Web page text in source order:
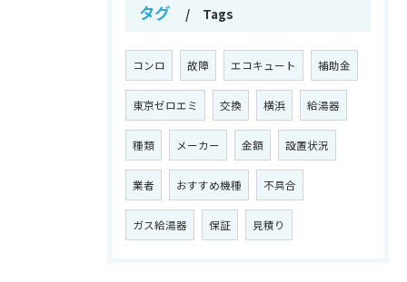
タグ Tags
コンロ 故障 エコキュート 補助金
東京ゼロエミ 交換 横浜 給湯器
種類 メーカー 金額 設置状況
業者 おすすめ機種 不具合
ガス給湯器 保証 見積り